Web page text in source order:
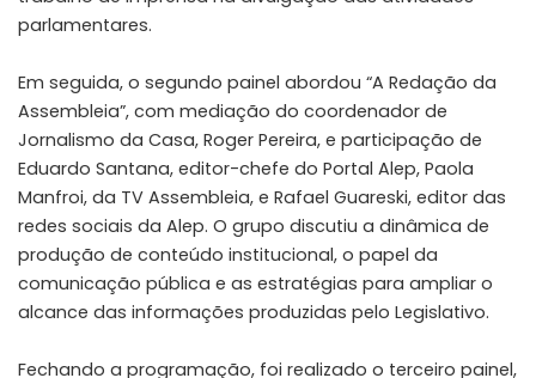
parlamentares.
Em seguida, o segundo painel abordou “A Redação da
Assembleia”, com mediação do coordenador de
Jornalismo da Casa, Roger Pereira, e participação de
Eduardo Santana, editor-chefe do Portal Alep, Paola
Manfroi, da TV Assembleia, e Rafael Guareski, editor das
redes sociais da Alep. O grupo discutiu a dinâmica de
produção de conteúdo institucional, o papel da
comunicação pública e as estratégias para ampliar o
alcance das informações produzidas pelo Legislativo.
Fechando a programação, foi realizado o terceiro painel,